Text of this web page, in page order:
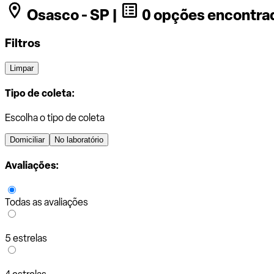
Osasco - SP | 0 opções
Filtros
Limpar
Tipo de coleta:
Escolha o tipo de coleta
Domiciliar No laboratório
Avaliações:
Todas as avaliações
5 estrelas